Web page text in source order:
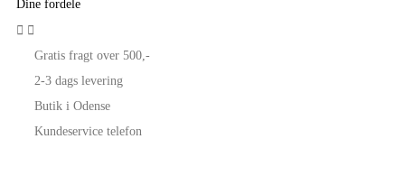
Dine fordele
 
Gratis fragt over 500,-
2-3 dags levering
Butik i Odense
Kundeservice telefon